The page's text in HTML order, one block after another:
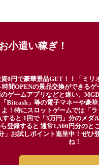
小遣い稼ぎ！
0円で豪華景品GET！！「ミリ
時間OPENの景品交換ができる
ゲームアプリなどと違い、
Bitcash」等の電子マネーや豪
よ！特にスロットゲームでは「
すると 1回で「3万円」分のメダ
登録すると 通常1,500円分のと
」お試しポイント進呈中！ぜひ
ね！